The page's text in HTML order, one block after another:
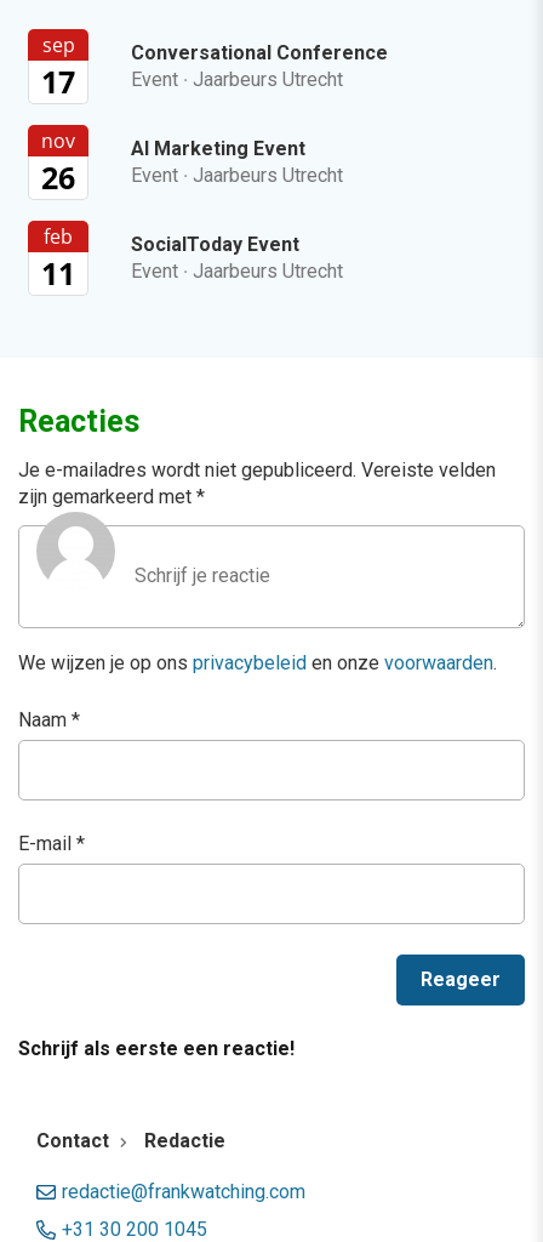
sep
17
Conversational Conference
Event · Jaarbeurs Utrecht
nov
26
AI Marketing Event
Event · Jaarbeurs Utrecht
feb
11
SocialToday Event
Event · Jaarbeurs Utrecht
Reacties
Je e-mailadres wordt niet gepubliceerd. Vereiste velden
zijn gemarkeerd met *
We wijzen je op ons privacybeleid en onze voorwaarden.
Naam *
E-mail *
Schrijf als eerste een reactie!
Contact Redactie
redactie@frankwatching.com
+31 30 200 1045